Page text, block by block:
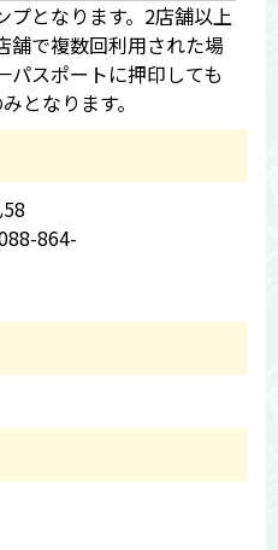
プとなります。2店舗以上
舗で複数回利用された場
パスポートに押印しても
となります。
864-